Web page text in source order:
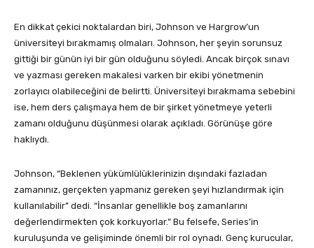
En dikkat çekici noktalardan biri, Johnson ve Hargrow’un
üniversiteyi bırakmamış olmaları. Johnson, her şeyin sorunsuz
gittiği bir günün iyi bir gün olduğunu söyledi. Ancak birçok sınavı
ve yazması gereken makalesi varken bir ekibi yönetmenin
zorlayıcı olabileceğini de belirtti. Üniversiteyi bırakmama sebebini
ise, hem ders çalışmaya hem de bir şirket yönetmeye yeterli
zamanı olduğunu düşünmesi olarak açıkladı. Görünüşe göre
haklıydı.
Johnson, “Beklenen yükümlülüklerinizin dışındaki fazladan
zamanınız, gerçekten yapmanız gereken şeyi hızlandırmak için
kullanılabilir” dedi. “İnsanlar genellikle boş zamanlarını
değerlendirmekten çok korkuyorlar.” Bu felsefe, Series’in
kuruluşunda ve gelişiminde önemli bir rol oynadı. Genç kurucular,